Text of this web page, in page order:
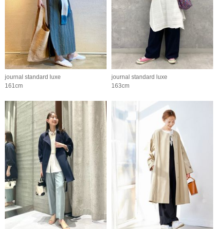
journal standard luxe
161cm
journal standard luxe
163cm